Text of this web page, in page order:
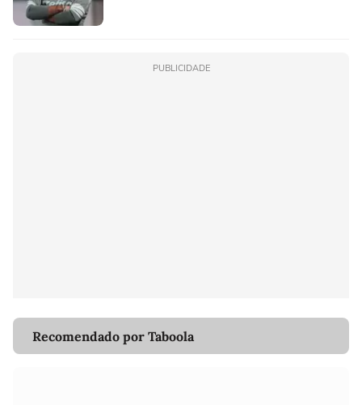
PUBLICIDADE
Recomendado por Taboola